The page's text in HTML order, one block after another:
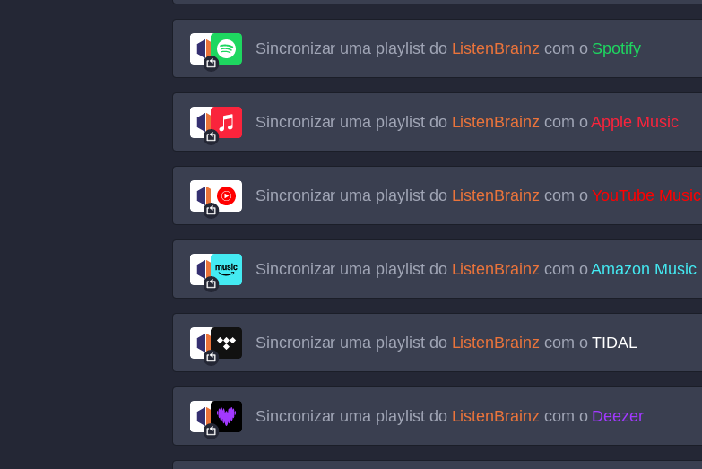
Sincronizar uma playlist do ListenBrainz com o Spotify
Sincronizar uma playlist do ListenBrainz com oApple Music
Sincronizar uma playlist do ListenBrainz com oYouTube Music
Sincronizar uma playlist do ListenBrainz com oAmazon Music
Sincronizar uma playlist do ListenBrainz com oTIDAL
Sincronizar uma playlist do ListenBrainz com o Deezer